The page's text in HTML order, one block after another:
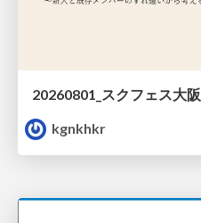
20260801_スクフェス大阪
kgnkhkr